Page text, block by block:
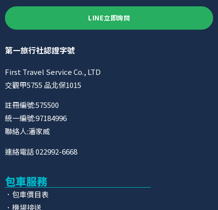
LINE立即詢問
第一旅行社認證字號
First Travel Service Co., LTD
交觀甲5755 品北保1015
註冊編號:575500
統一編號:97184996
聯絡人:潘家威
連絡電話 022992-6668
包車服務
．包車價目表
．機場接送